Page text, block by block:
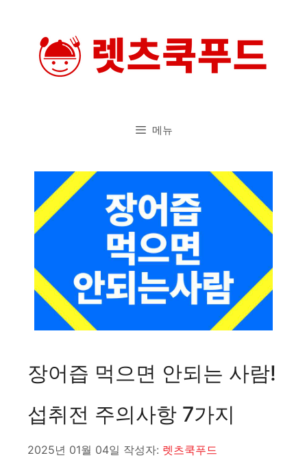
메뉴
장어즙 먹으면 안되는 사람!
섭취전 주의사항 7가지
2025년 01월 04일 작성자: 렛츠쿡푸드